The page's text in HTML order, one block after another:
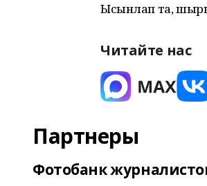
Ысынлап та,
Читайте нас
Партнеры
Фотобанк